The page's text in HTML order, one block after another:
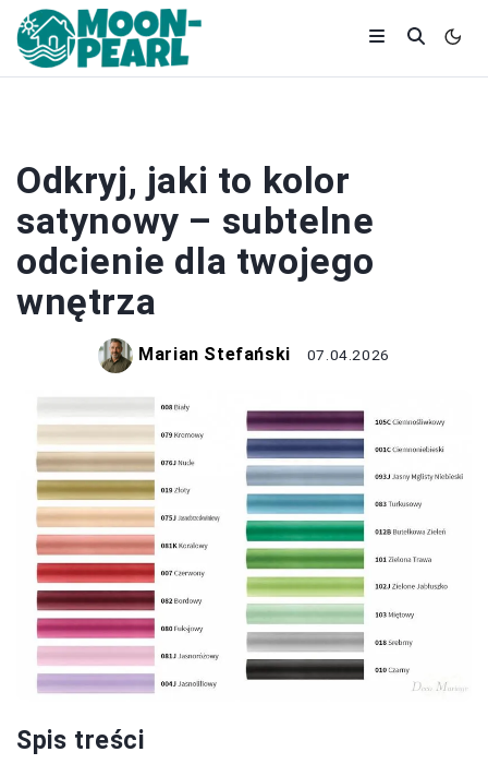
Odkryj, jaki to kolor
satynowy – subtelne
odcienie dla twojego
wnętrza
Marian Stefański 07.04.2026
Spis treści